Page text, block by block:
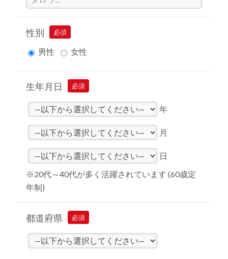
性別 必須
男性 女性
生年月日 必須
年
月
日
※20代～40代が多く活躍されています (60歳定
年制)
都道府県 必須